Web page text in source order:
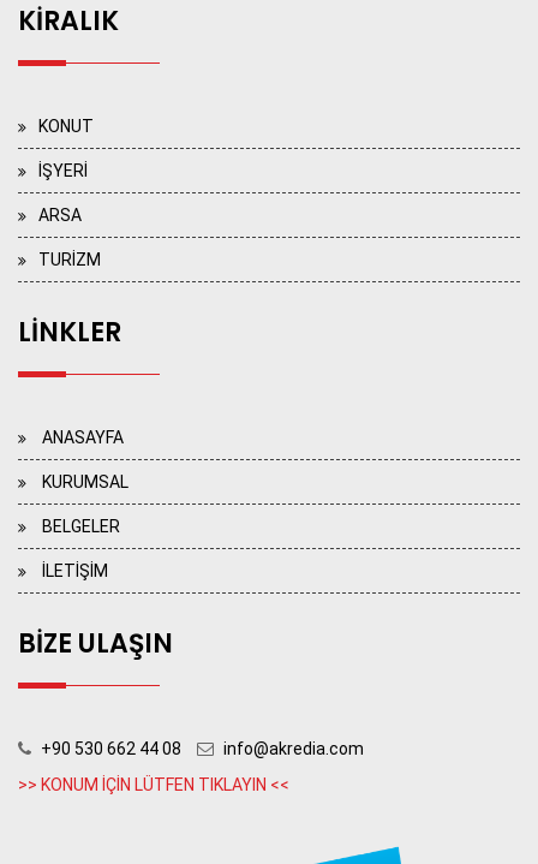
KİRALIK
KONUT
İŞYERİ
ARSA
TURİZM
LİNKLER
ANASAYFA
KURUMSAL
BELGELER
İLETİŞİM
BİZE ULAŞIN
+90 530 662 44 08 info@akredia.com